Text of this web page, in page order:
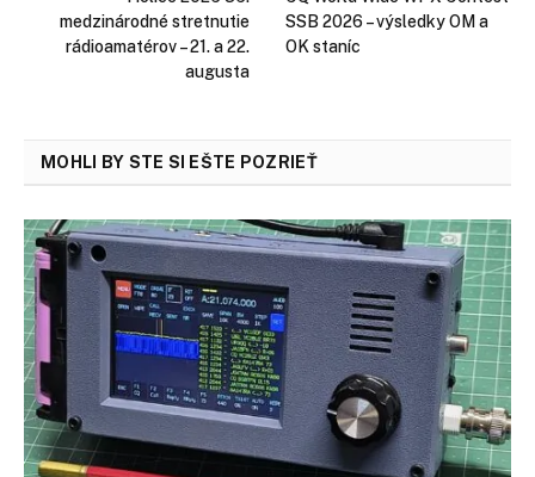
medzinárodné stretnutie
rádioamatérov – 21. a 22.
augusta
SSB 2026 – výsledky OM a
OK staníc
MOHLI BY STE SI EŠTE POZRIEŤ